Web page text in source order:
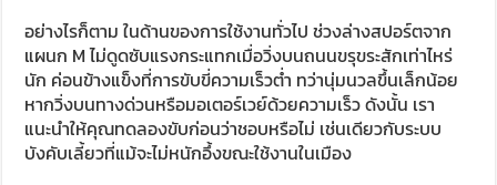
อย่างไรก็ตาม ในด้านของการใช้งานทั่วไป ช่วงล่างสปอร์ตจาก
แผนก M ไม่ดูดซับแรงกระแทกเมื่อวิ่งบนถนนขรุขระสักเท่าไหร่
นัก ค่อนข้างแข็งที่การขับขี่ความเร็วต่ำ ทว่านุ่มนวลขึ้นเล็กน้อย
หากวิ่งบนทางด่วนหรือมอเตอร์เวย์ด้วยความเร็ว ดังนั้น เรา
แนะนำให้คุณทดลองขับก่อนว่าชอบหรือไม่ เช่นเดียวกับระบบ
บังคับเลี้ยวที่แม้จะไม่หนักอึ้งขณะใช้งานในเมือง